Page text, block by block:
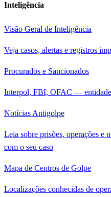
Inteligência
Visão Geral de Inteligência
Veja casos, alertas e registros
Procurados e Sancionados
Interpol, FBI, OFAC —
Notícias Antigolpe
Leia sobre prisões, operações e
com o seu caso
Mapa de Centros de Golpe
Localizações conhecidas de